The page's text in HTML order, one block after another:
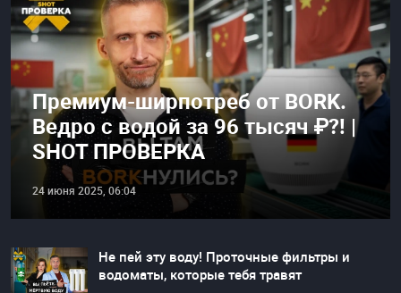
Премиум-ширпотреб от BORK.
Ведро с водой за 96 тысяч ₽?! |
SHOT ПРОВЕРКА
24 июня 2025, 06:04
Не пей эту воду! Проточные фильтры и
водоматы, которые тебя травят